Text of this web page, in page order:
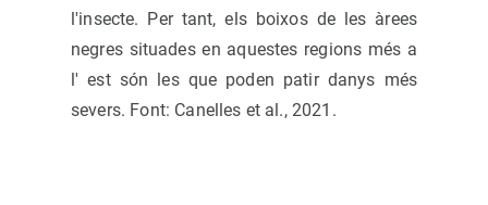
l'insecte. Per tant, els boixos de les àrees
negres situades en aquestes regions més a
l' est són les que poden patir danys més
severs. Font: Canelles et al., 2021.